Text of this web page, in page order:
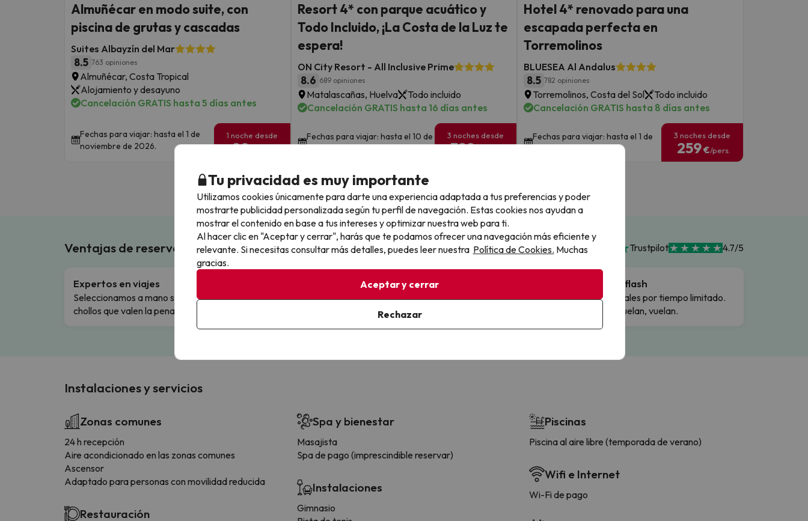
Almuñécar en modo suite, con
piscina de grutas y cascadas
Suites Albayzín del Mar
8.5 763 opiniones
Almuñécar, Costa Tropical
Alojamiento y desayuno
Cancelación GRATIS hasta 5 días antes
Fechas para viajar: hasta el 1 de
noviembre de 2026.
1 noche desde
89
Resort 4* con parque acuático y
Todo Incluido, ¡La Costa de la Luz te
espera!
ON City Resort - All Inclusive Prime
8.6 689 opiniones
Matalascañas, Huelva
Todo incluido
Cancelación GRATIS hasta 16 días antes
Fechas para viajar: hasta el 10 de
3 noches desde
388
Hotel 4* renovado para una
escapada perfecta en
Torremolinos
BLUESEA Al Andalus
8.5 782 opiniones
Torremolinos, Costa del Sol
Todo incluido
Cancelación GRATIS hasta 8 días antes
Fechas para viajar: hasta el 1 de
3 noches desde
259€/pers.
Ver todos los chollos
Ventajas de reservar en Buscounchollo Trustpilot 4.7/5
Expertos en viajes
Seleccionamos a mano solo los
chollos que valen la pena.
Cancela sin complicaciones
Cambios y cancelaciones con total
Paga a tu ritmo
Fracciona o financia tu viaje.
Reserva ahora, paga luego.
Ofertas flash
Precios reales por tiempo limitado.
Cuando vuelan, vuelan.
Instalaciones y servicios
Zonas comunes
24 h recepción
Aire acondicionado en las zonas comunes
Ascensor
Adaptado para personas con movilidad reducida
Restauración
Spa y bienestar
Masajista
Spa de pago (imprescindible reservar)
Instalaciones
Gimnasio
Piscinas
Piscina al aire libre (temporada de verano)
Wifi e Internet
Wi-Fi de pago
Tu privacidad es muy importante
Utilizamos cookies únicamente para darte una experiencia adaptada a tus preferencias y poder
mostrarte publicidad personalizada según tu perfil de navegación. Estas cookies nos ayudan a
mostrar el contenido en base a tus intereses y optimizar nuestra web para ti.
Al hacer clic en "Aceptar y cerrar", harás que te podamos ofrecer una navegación más eficiente y
relevante. Si necesitas consultar más detalles, puedes leer nuestra Política de Cookies. Muchas
gracias.
Aceptar y cerrar
Rechazar